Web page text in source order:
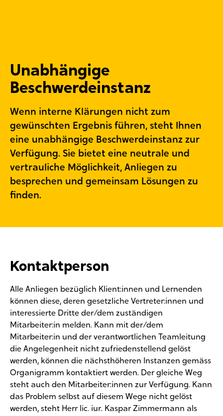
Unabhängige
Beschwerdeinstanz
Wenn interne Klärungen nicht zum
gewünschten Ergebnis führen, steht Ihnen
eine unabhängige Beschwerdeinstanz zur
Verfügung. Sie bietet eine neutrale und
vertrauliche Möglichkeit, Anliegen zu
besprechen und gemeinsam Lösungen zu
finden.
Kontaktperson
Alle Anliegen bezüglich Klient:innen und Lernenden
können diese, deren gesetzliche Vertreter:innen und
interessierte Dritte der/dem zuständigen
Mitarbeiter:in melden. Kann mit der/dem
Mitarbeiter:in und der verantwortlichen Teamleitung
die Angelegenheit nicht zufriedenstellend gelöst
werden, können die nächsthöheren Instanzen gemäss
Organigramm kontaktiert werden. Der gleiche Weg
steht auch den Mitarbeiter:innen zur Verfügung. Kann
das Problem selbst auf diesem Wege nicht gelöst
werden, steht Herr lic. iur. Kaspar Zimmermann als